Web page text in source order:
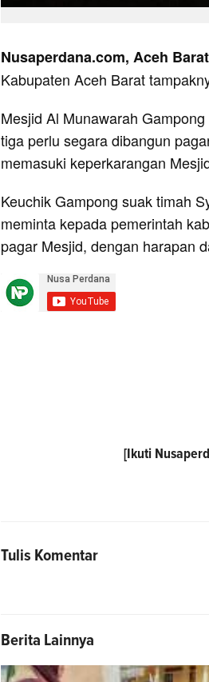
Nusaperdana.com, Aceh
Kabupaten Aceh Barat
Mesjid Al Munawarah
tiga perlu segara dibangun
memasuki keperkarangan
Keuchik Gampong suak timah
meminta kepada pemerintah
pagar Mesjid, dengan harapan
[Ikuti
Tulis Komentar
Berita Lainnya